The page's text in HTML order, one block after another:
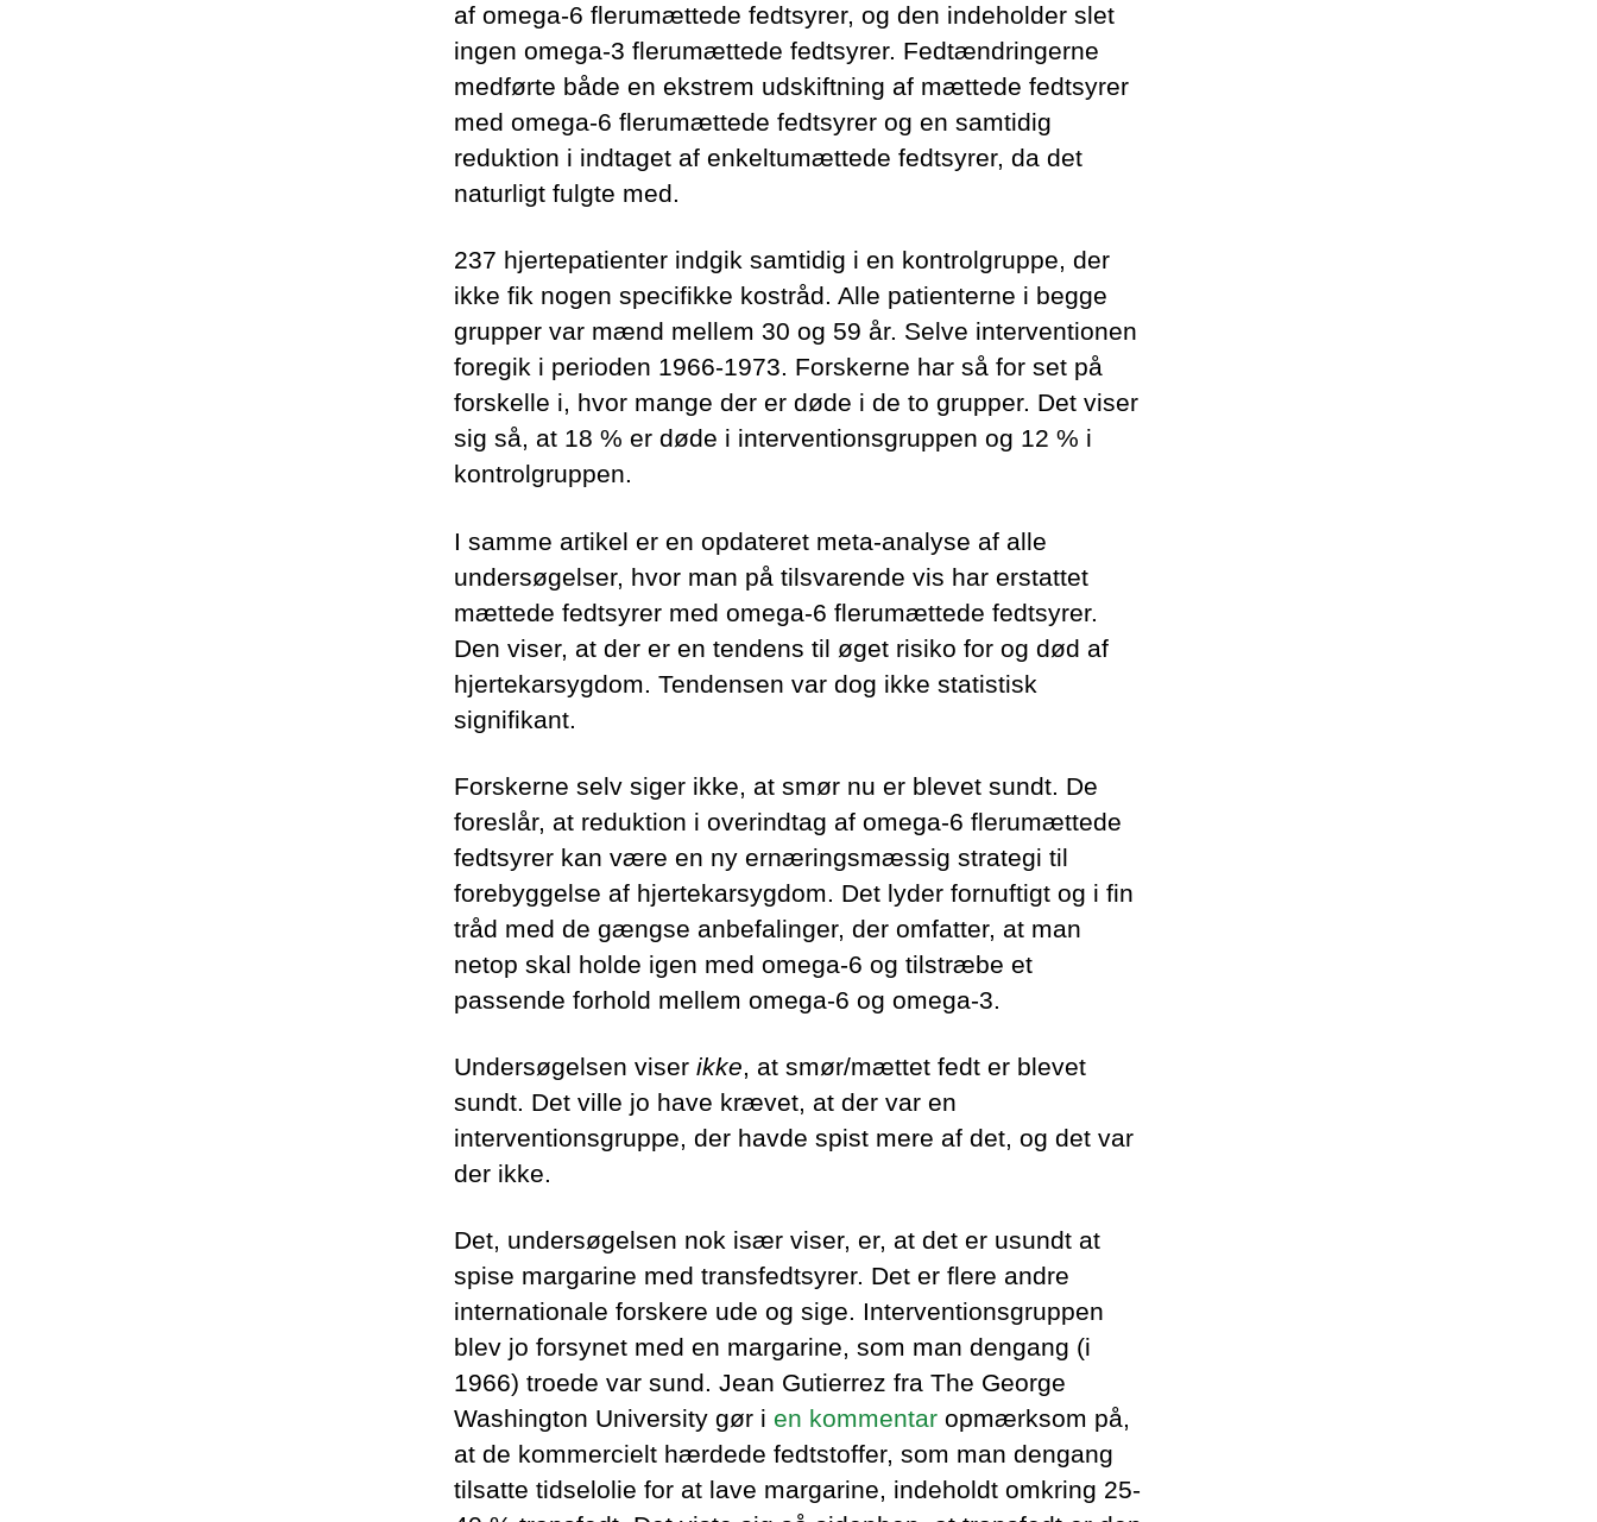
af omega-6 flerumættede fedtsyrer, og den indeholder slet
ingen omega-3 flerumættede fedtsyrer. Fedtændringerne
medførte både en ekstrem udskiftning af mættede fedtsyrer
med omega-6 flerumættede fedtsyrer og en samtidig
reduktion i indtaget af enkeltumættede fedtsyrer, da det
naturligt fulgte med.
237 hjertepatienter indgik samtidig i en kontrolgruppe, der
ikke fik nogen specifikke kostråd. Alle patienterne i begge
grupper var mænd mellem 30 og 59 år. Selve interventionen
foregik i perioden 1966-1973. Forskerne har så for set på
forskelle i, hvor mange der er døde i de to grupper. Det viser
sig så, at 18 % er døde i interventionsgruppen og 12 % i
kontrolgruppen.
I samme artikel er en opdateret meta-analyse af alle
undersøgelser, hvor man på tilsvarende vis har erstattet
mættede fedtsyrer med omega-6 flerumættede fedtsyrer.
Den viser, at der er en tendens til øget risiko for og død af
hjertekarsygdom. Tendensen var dog ikke statistisk
signifikant.
Forskerne selv siger ikke, at smør nu er blevet sundt. De
foreslår, at reduktion i overindtag af omega-6 flerumættede
fedtsyrer kan være en ny ernæringsmæssig strategi til
forebyggelse af hjertekarsygdom. Det lyder fornuftigt og i fin
tråd med de gængse anbefalinger, der omfatter, at man
netop skal holde igen med omega-6 og tilstræbe et
passende forhold mellem omega-6 og omega-3.
Undersøgelsen viser ikke, at smør/mættet fedt er blevet
sundt. Det ville jo have krævet, at der var en
interventionsgruppe, der havde spist mere af det, og det var
der ikke.
Det, undersøgelsen nok især viser, er, at det er usundt at
spise margarine med transfedtsyrer. Det er flere andre
internationale forskere ude og sige. Interventionsgruppen
blev jo forsynet med en margarine, som man dengang (i
1966) troede var sund. Jean Gutierrez fra The George
Washington University gør i en kommentar opmærksom på,
at de kommercielt hærdede fedtstoffer, som man dengang
tilsatte tidselolie for at lave margarine, indeholdt omkring 25-